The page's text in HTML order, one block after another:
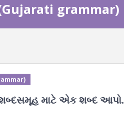
grammar)
શબ્દસમૂહ માટે એક શબ્દ આપો.